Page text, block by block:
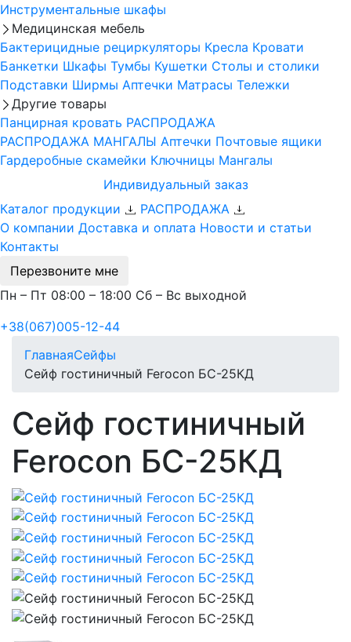
Инструментальные шкафы
Медицинская мебель
Бактерицидные рециркуляторы Кресла Кровати
Банкетки Шкафы Тумбы Кушетки Столы и столики
Подставки Ширмы Аптечки Матрасы Тележки
Другие товары
Панцирная кровать РАСПРОДАЖА
РАСПРОДАЖА МАНГАЛЫ Аптечки Почтовые ящики
Гардеробные скамейки Ключницы Мангалы
Индивидуальный заказ
Каталог продукции
РАСПРОДАЖА
О компании Доставка и оплата Новости и статьи
Контакты
Перезвоните мне
Пн – Пт 08:00 – 18:00 Сб – Вс выходной
+38(067)005-12-44
ГлавнаяСейфы
Сейф гостиничный Ferocon БС-25КД
Сейф гостиничный
Ferocon БС-25КД